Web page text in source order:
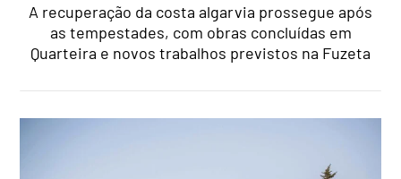
A recuperação da costa algarvia prossegue após
as tempestades, com obras concluídas em
Quarteira e novos trabalhos previstos na Fuzeta